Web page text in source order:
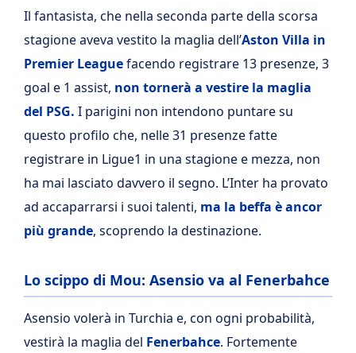
Il fantasista, che nella seconda parte della scorsa
stagione aveva vestito la maglia dell’Aston Villa in
Premier Leaguefacendo registrare 13 presenze, 3
goal e 1 assist, non tornerà a vestire la maglia
del PSG. I parigini non intendono puntare su
questo profilo che, nelle 31 presenze fatte
registrare in Ligue1 in una stagione e mezza, non
ha mai lasciato davvero il segno. L’Inter ha provato
ad accaparrarsi i suoi talenti, ma la beffa è ancor
più grande, scoprendo la destinazione.
Lo scippo di Mou: Asensio va al Fenerbahce
Asensio volerà in Turchia e, con ogni probabilità,
vestirà la maglia del Fenerbahce. Fortemente